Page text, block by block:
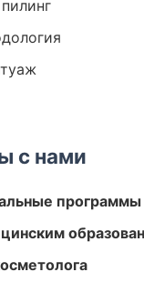
с нами
программы